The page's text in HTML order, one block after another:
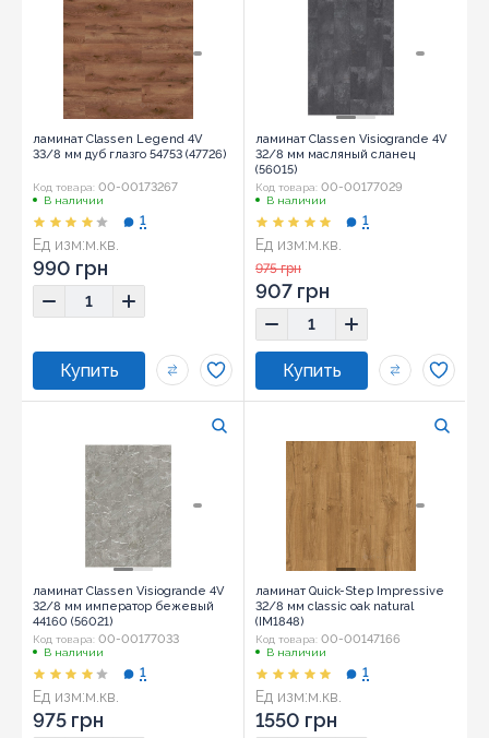
ламинат Classen Legend 4V
33/8 мм дуб глазго 54753 (47726)
Код товара: 00-00173267
В наличии
Ед изм:м.кв.
1
990 грн
ламинат Classen Visiogrande 4V
32/8 мм масляный сланец
(56015)
Код товара: 00-00177029
В наличии
Ед изм:м.кв.
1
975 грн
907 грн
ламинат Classen Visiogrande 4V
32/8 мм император бежевый
44160 (56021)
Код товара: 00-00177033
В наличии
Ед изм:м.кв.
1
975 грн
ламинат Quick-Step Impressive
32/8 мм classic oak natural
(IM1848)
Код товара: 00-00147166
В наличии
Ед изм:м.кв.
1
1550 грн